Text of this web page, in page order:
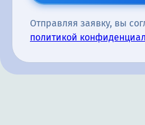
Отправляя заявку, вы
политикой